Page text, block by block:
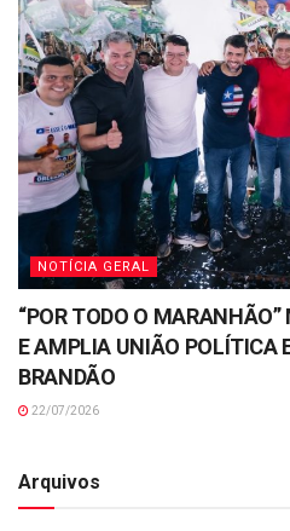
NOTÍCIA GERAL
“POR TODO O
E AMPLIA UNIÃO POLÍTICA
BRANDÃO
22/07/2026
Arquivos